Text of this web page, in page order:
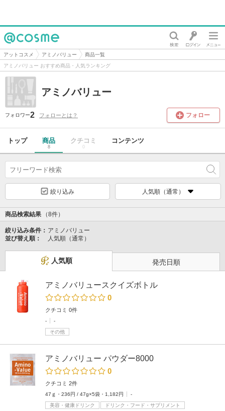
@cosme
アットコスメ アミノバリュー
商品一覧
アミノバリュー おすすめ商品・人気ランキング
アミノバリュー
フォロワー2 フォローとは？ フォロー
トップ 商品
8
クチコミ
0
コンテンツ
絞り込み 人気順（通常）
商品検索結果 （8件）
絞り込み条件： アミノバリュー
並び替え順：
人気順（通常）
人気順 発売日順
アミノバリュースクイズボトル
0
クチコミ 0件
-
-
その他
アミノバリュー パウダー8000
0
クチコミ 2件
47ｇ・236円 / 47g×5袋・1,182円
-
美容・健康ドリンク
ドリンク・フード・サプリメント